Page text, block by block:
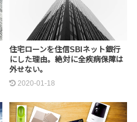
住宅ローンを住信SBIネット銀行
にした理由。絶対に全疾病保障は
外せない。
2020-01-18